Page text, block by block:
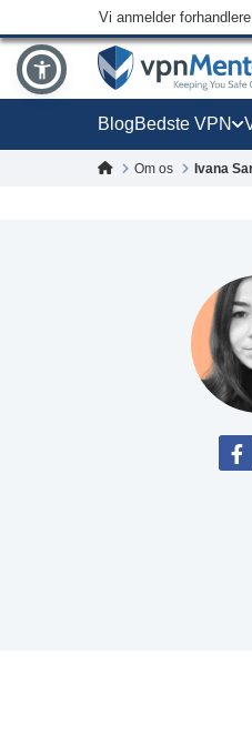
Vi anmelder
BlogBedste VPN
Om os Ivana